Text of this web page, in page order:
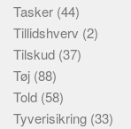
Tasker (44)
Tillidshverv (2)
Tilskud (37)
Tøj (88)
Told (58)
Tyverisikring (33)